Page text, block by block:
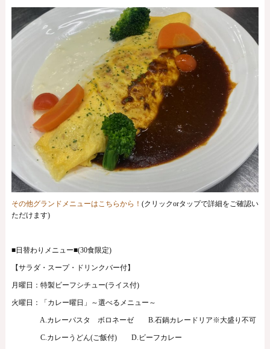
その他グランドメニューはこちらから！ (クリックorタップで詳細をご確認い
ただけます)
■日替わりメニュー■(30食限定)
【サラダ・スープ・ドリンクバー付】
月曜日：特製ビーフシチュー(ライス付)
火曜日：「カレー曜日」～選べるメニュー～
A.カレーパスタ ボロネーゼ B.石鍋カレードリア※大盛り不可
C.カレーうどん(ご飯付) D.ビーフカレー